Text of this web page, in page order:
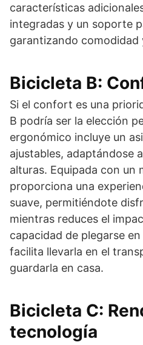
características
integradas y un soporte
garantizando comodidad
Bicicleta B:
Si el confort es una
B podría ser la elección
ergonómico incluye un
ajustables, adaptándose
alturas. Equipada con un
proporciona una
suave, permitiéndote
mientras reduces el
capacidad de plegarse
facilita llevarla en el
guardarla en casa.
Bicicleta C:
tecnología